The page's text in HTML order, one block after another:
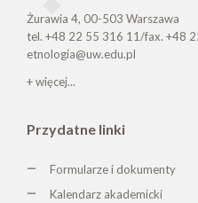
Żurawia 4, 00-503 Warszawa
tel. +48 22 55 316 11/fax. +48
etnologia@uw.edu.pl
+ więcej...
Przydatne linki
Formularze i dokumenty
Kalendarz akademicki